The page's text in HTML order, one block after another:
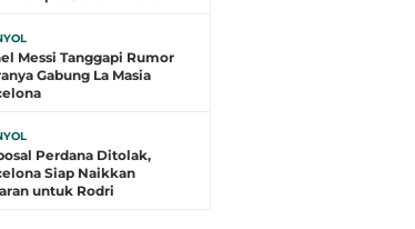
Messi Tanggapi Rumor
Gabung La Masia
Perdana Ditolak,
Siap Naikkan
untuk Rodri